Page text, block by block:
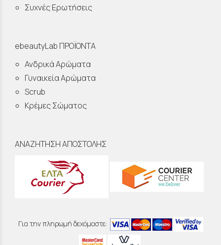
Συχνές Ερωτήσεις
ebeautyLab ΠΡΟΪΟΝΤΑ
Ανδρικά Αρώματα
Γυναικεία Αρώματα
Scrub
Κρέμες Σώματος
ΑΝΑΖΗΤΗΣΗ ΑΠΟΣΤΟΛΗΣ
Για την πληρωμή δεχόμαστε: